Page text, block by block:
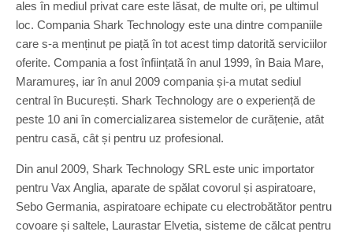
ales în mediul privat care este lăsat, de multe ori, pe ultimul
loc. Compania Shark Technology este una dintre companiile
care s-a menținut pe piață în tot acest timp datorită serviciilor
oferite. Compania a fost înființată în anul 1999, în Baia Mare,
Maramureș, iar în anul 2009 compania și-a mutat sediul
central în București. Shark Technology are o experiență de
peste 10 ani în comercializarea sistemelor de curățenie, atât
pentru casă, cât și pentru uz profesional.
Din anul 2009, Shark Technology SRL este unic importator
pentru Vax Anglia, aparate de spălat covorul și aspiratoare,
Sebo Germania, aspiratoare echipate cu electrobătător pentru
covoare și saltele, Laurastar Elvetia, sisteme de călcat pentru